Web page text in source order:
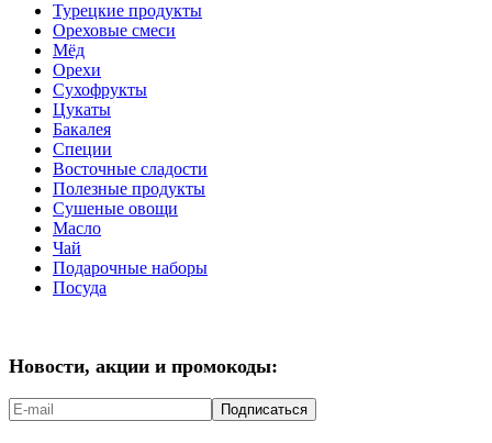
Турецкие продукты
Ореховые смеси
Мёд
Орехи
Сухофрукты
Цукаты
Бакалея
Специи
Восточные сладости
Полезные продукты
Сушеные овощи
Масло
Чай
Подарочные наборы
Посуда
Новости, акции и промокоды:
Подписаться